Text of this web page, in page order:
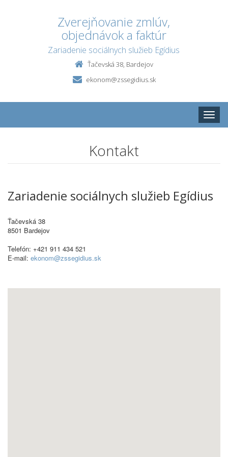
Zverejňovanie zmlúv,
objednávok a faktúr
Zariadenie sociálnych služieb Egídius
Ťačevská 38, Bardejov
ekonom@zssegidius.sk
Toggle
Kontakt
Zariadenie sociálnych služieb Egídius
Ťačevská 38
8501 Bardejov
Telefón: +421 911 434 521
E-mail: ekonom@zssegidius.sk